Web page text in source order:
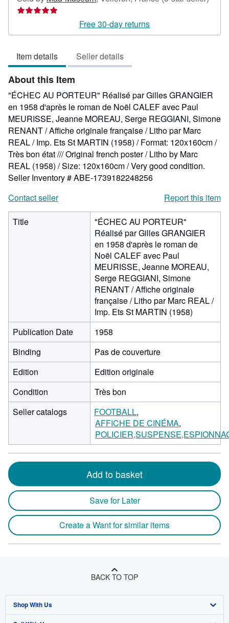
out
Free 30-day returns
Item details Seller details
About this Item
"ÉCHEC AU PORTEUR" Réalisé par Gilles GRANGIER
en 1958 d'après le roman de Noël CALEF avec Paul
MEURISSE, Jeanne MOREAU, Serge REGGIANI, Simone
RENANT / Affiche originale française / Litho par Marc
REAL / Imp. Ets St MARTIN (1958) / Format: 120x160cm /
Très bon état /// Original french poster / Litho by Marc
REAL (1958) / Size: 120x160cm / Very good condition.
Seller Inventory # ABE-1739182248256
Contact seller
Report this item
Title
"ÉCHEC AU PORTEUR"
Réalisé par Gilles GRANGIER
en 1958 d'après le roman de
Noël CALEF avec Paul
MEURISSE, Jeanne MOREAU,
Serge REGGIANI, Simone
RENANT / Affiche originale
française / Litho par Marc REAL /
Imp. Ets St MARTIN (1958)
Publication Date
1958
Binding
Pas de couverture
Edition
Edition originale
Condition
Très bon
Seller catalogs
FOOTBALL
AFFICHE DE CINÉMA
Add to basket
Save for Later
Create a Want for similar items
BACK TO TOP
Shop With Us